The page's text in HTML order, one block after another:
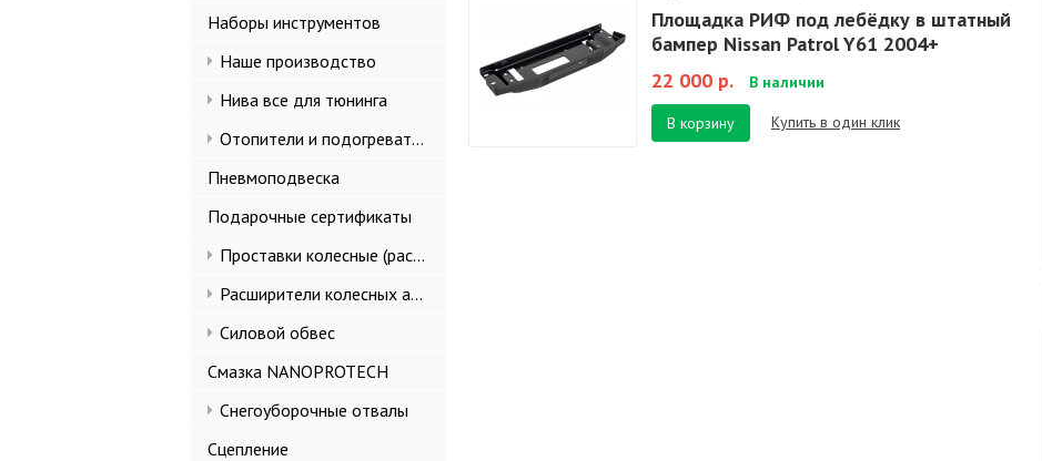
Наборы инструментов
Наше производство
Нива все для тюнинга
Отопители и подогреватели
Пневмоподвеска
Подарочные сертификаты
Проставки колесные (расширители колеи)
Расширители колесных арок и брызговики
Силовой обвес
Смазка NANOPROTECH
Снегоуборочные отвалы
Сцепление
Площадка РИФ под лебёдку в штатный
бампер Nissan Patrol Y61 2004+
22 000 р.
В наличии
В корзину Купить в один клик